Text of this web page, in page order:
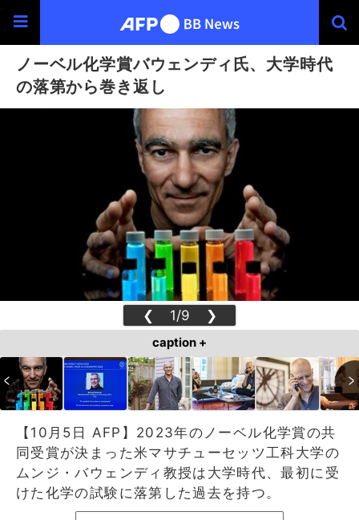
ノーベル化学賞バウェンディ氏、大学時代
の落第から巻き返し
❮ 1/9 ❯
caption +
【10月5日 AFP】2023年のノーベル化学賞の共
同受賞が決まった米マサチューセッツ工科大学の
ムンジ・バウェンディ教授は大学時代、最初に受
けた化学の試験に落第した過去を持つ。